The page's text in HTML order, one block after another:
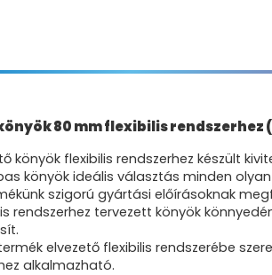
80 mm flexibilis rendszerhez
könyök flexibilis rendszerhez készült
könyök ideális választás minden
szigorú gyártási előírásoknak
rendszerhez tervezett könyök
elvezető flexibilis rendszerébe
alkalmazható.